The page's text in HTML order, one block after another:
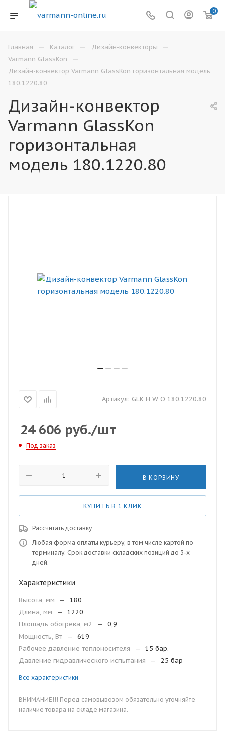
0
Главная — Каталог — Дизайн-конвекторы —
Varmann GlassKon —
Дизайн-конвектор Varmann GlassKon горизонтальная модель
180.1220.80
Дизайн-конвектор
Varmann GlassKon
горизонтальная
модель 180.1220.80
Артикул: GLK H W O 180.1220.80
24 606 руб./шт
Под заказ
В КОРЗИНУ
КУПИТЬ В 1 КЛИК
Рассчитать доставку
Любая форма оплаты курьеру, в том числе картой по
терминалу. Срок доставки складских позиций до 3-х
дней.
Характеристики
Высота, мм —
180
Длина, мм
—
1220
Площадь обогрева, м2
—
0,9
Мощность, Вт
—
619
Рабочее давление теплоносителя
—
15 бар.
Давление гидравлического испытания
— 25 бар
Все характеристики
ВНИМАНИЕ!!! Перед самовывозом обязательно уточняйте
наличие товара на складе магазина.